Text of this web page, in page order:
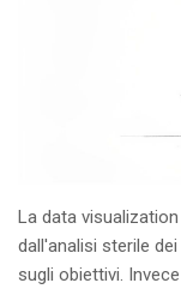
La data
dall'analisi sterile
sugli obiettivi.